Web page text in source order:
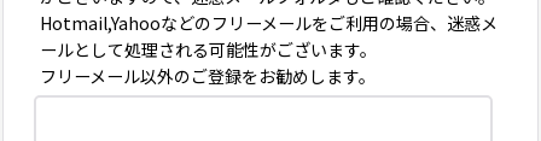
Hotmail,Yahooなどのフリーメールをご利用の場合、迷惑メ
ールとして処理される可能性がございます。
フリーメール以外のご登録をお勧めします。